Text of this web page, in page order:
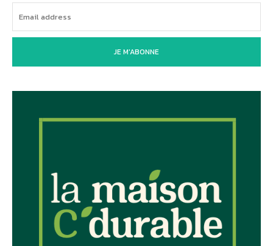
JE M'ABONNE